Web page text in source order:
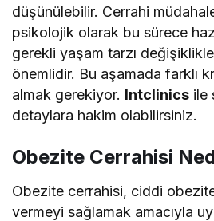
düşünülebilir. Cerrahi
psikolojik olarak bu sürece
gerekli yaşam tarzı
önemlidir. Bu aşamada farklı
almak gerekiyor. Intclinics ile
detaylara hakim olabilirsiniz.
Obezite Cerrahisi
Obezite cerrahisi, ciddi
vermeyi sağlamak amacıyla